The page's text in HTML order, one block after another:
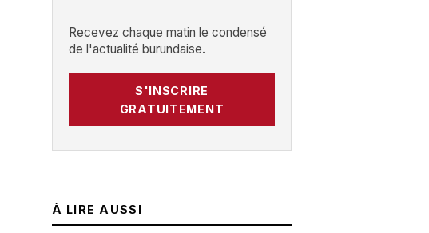
Recevez chaque matin le condensé
de l'actualité burundaise.
S'INSCRIRE
GRATUITEMENT
À LIRE AUSSI